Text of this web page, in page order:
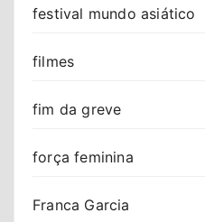
festival mundo asiático
filmes
fim da greve
força feminina
Franca Garcia